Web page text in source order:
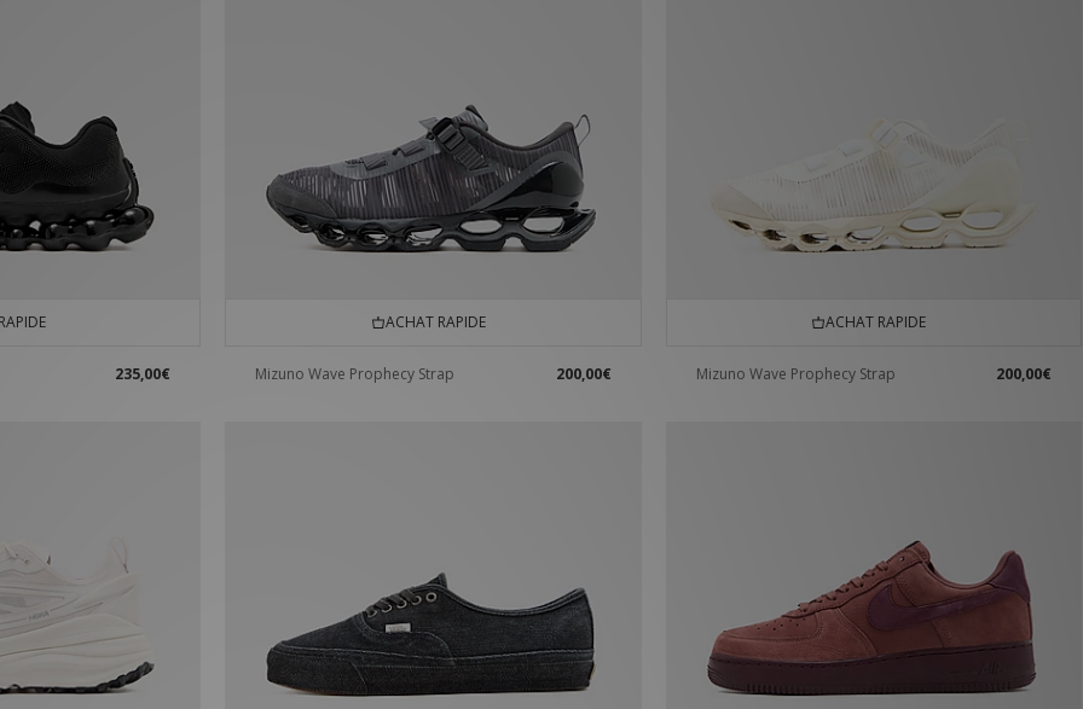
235,00€
ACHAT RAPIDE
Mizuno Wave Prophecy Strap 200,00€
ACHAT RAPIDE
Mizuno Wave Prophecy Strap 200,00€